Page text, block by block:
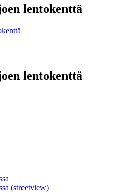
lentokenttä
lentokenttä
(streetview)